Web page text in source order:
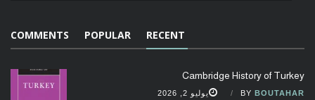
RECENT
POPULAR
COMMENTS
Cambridge History of Turkey
BY BOUTAHAR يوليو 2, 2026